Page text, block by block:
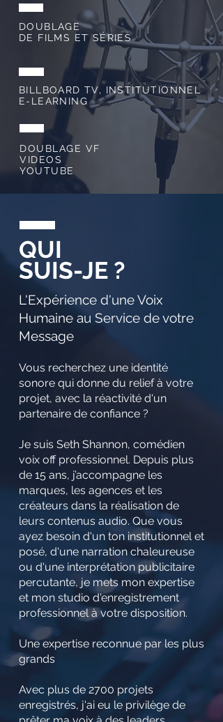
DOUBLAGE
DE FILMS ET SÉRIES
BILLBOARD TV, INSTITUTIONNEL
E-LEARNING
DOUBLAGE VF
VIDEOS
YOUTUBE
QUI
SUIS-JE ?
L'Expérience d'une Voix
Humaine au Service de votre
Message
Vous recherchez une identité
sonore qui donne du relief à votre
projet, avec la réactivité d'un
partenaire de confiance ?
Je suis Seth Shannon, comédien
voix off professionnel. Depuis plus
de 15 ans, j’accompagne les
marques, les agences et les
créateurs dans la réalisation de
leurs contenus audio. Que vous
ayez besoin d'un ton institutionnel et
posé, d'une narration chaleureuse
ou d'une interprétation publicitaire
percutante, je mets mon expertise
et mon studio d'enregistrement
professionnel à votre disposition.
Une expertise reconnue par les plus
grands
Avec plus de 2700 projets
enregistrés, j'ai eu le privilège de